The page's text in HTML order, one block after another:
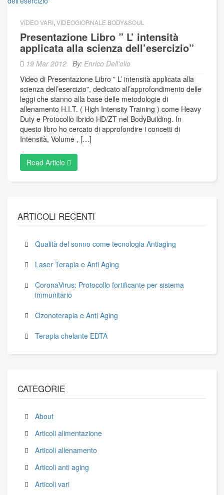
VIDEO VARI, VIDEOGIORNALE BODY&SOUL
Presentazione Libro ” L’ intensità
applicata alla scienza dell’esercizio”
19 Mar 2012 By: Enrico Dell'olio
Video di Presentazione Libro ” L’ intensità applicata alla
scienza dell’esercizio”, dedicato all’approfondimento delle
leggi che stanno alla base delle metodologie di
allenamento H.I.T. ( High Intensity Training ) come Heavy
Duty e Protocollo Ibrido HD/ZT nel BodyBuilding. In
questo libro ho cercato di approfondire i concetti di
Intensità, Volume , […]
Read Article
ARTICOLI RECENTI
Qualità del sonno come tecnologia Antiaging
Laser Terapia e Anti Aging
CoronaVirus: Protocollo fortificante per sistema
immunitario
Ozonoterapia e Anti Aging
Terapia chelante EDTA
CATEGORIE
About
Articoli alimentazione
Articoli allenamento
Articoli anti aging
Articoli vari